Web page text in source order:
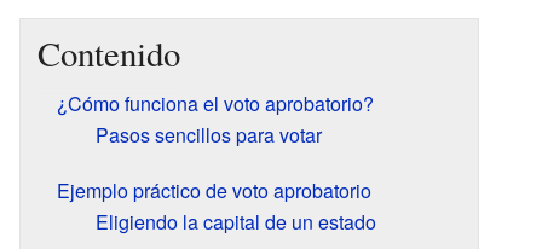
Contenido
¿Cómo funciona el voto aprobatorio?
Pasos sencillos para votar
Ejemplo práctico de voto aprobatorio
Eligiendo la capital de un estado